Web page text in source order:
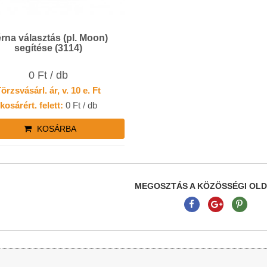
választás (pl. Moon)
segítése (3114)
0 Ft / db
ár, v. 10 e. Ft
kosárért. felett: 0 Ft / db
KOSÁRBA
MEGOSZTÁS A KÖZÖSSÉGI